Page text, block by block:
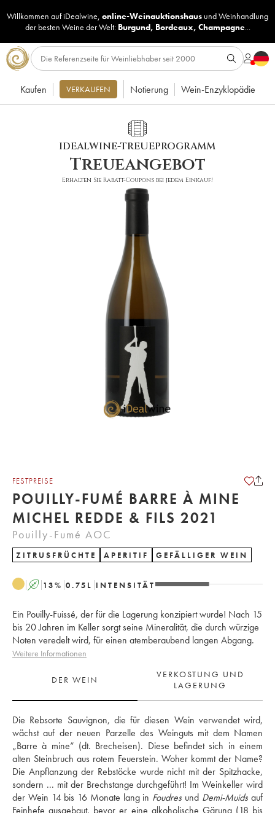
Willkommen auf iDealwine, online-Weinauktionshaus undWeinhandlung
der besten Weine der Welt: Burgund, Bordeaux, Champagne...
Kaufen VERKAUFEN Notierung Wein-Enzyklopädie
IDEALWINE-TREUEPROGRAMM
Treueangebot
Erhalten Sie Rabatt-Coupons bei jedem Einkauf!
FESTPREISE
POUILLY-FUMÉ BARRE À MINE
MICHEL REDDE & FILS 2021
Pouilly-Fumé AOC
ZITRUSFRÜCHTE APERITIF GEFÄLLIGER WEIN
A 13% 0.75 L INTENSITÄT
Ein Pouilly-Fuissé, der für die Lagerung konzipiert wurde! Nach 15
bis 20 Jahren im Keller sorgt seine Mineralität, die durch würzige
Noten veredelt wird, für einen atemberaubend langen Abgang.
Weitere Informationen
DER WEIN
VERKOSTUNG UND
LAGERUNG
Die Rebsorte Sauvignon, die für diesen Wein verwendet wird,
wächst auf der neuen Parzelle des Weinguts mit dem Namen
„Barre à mine“ (dt. Brecheisen). Diese befindet sich in einem
alten Steinbruch aus rotem Feuerstein. Woher kommt der Name?
Die Anpflanzung der Rebstöcke wurde nicht mit der Spitzhacke,
sondern ... mit der Brechstange durchgeführt! Im Weinkeller wird
der Wein 14 bis 16 Monate lang in Foudres und Demi-Muids auf
Feinhefe ausgebaut, bevor er eine alkoholische Gärung (18 bis